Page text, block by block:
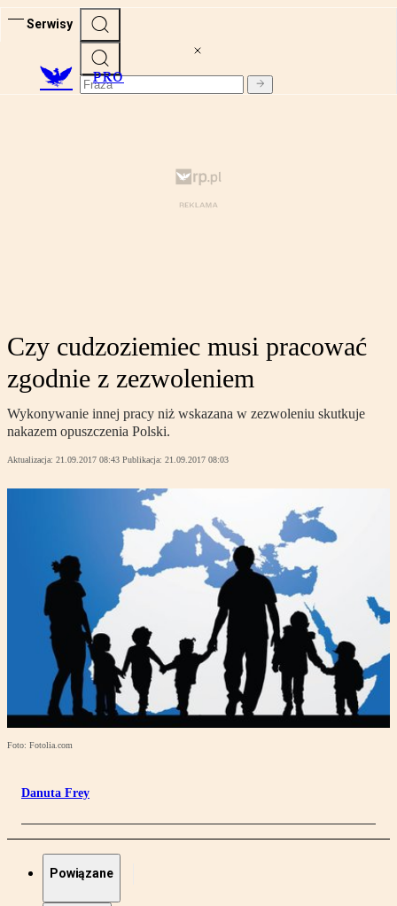
Serwisy
PRO
Czy cudzoziemiec musi pracować
zgodnie z zezwoleniem
Wykonywanie innej pracy niż wskazana w zezwoleniu skutkuje
nakazem opuszczenia Polski.
Aktualizacja: 21.09.2017 08:43 Publikacja: 21.09.2017 08:03
Foto: Fotolia.com
Danuta Frey
Powiązane